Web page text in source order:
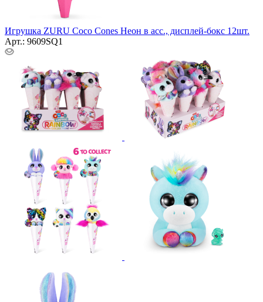
Игрушка ZURU Coco Cones Неон в асс., дисплей-бокс 12шт.
Арт.: 9609SQ1